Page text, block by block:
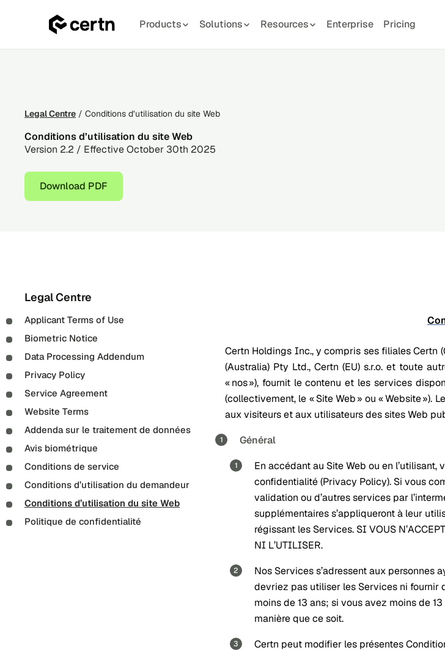
Products Solutions Resources Enterprise Pricing
Legal Centre / Conditions d’utilisation du site Web
Conditions d’utilisation du site Web
Version 2.2 / Effective October 30th 2025
Download PDF
Legal Centre
Applicant Terms of Use
Biometric Notice
Data Processing Addendum
Privacy Policy
Service Agreement
Website Terms
Addenda sur le traitement de données
Avis biométrique
Conditions de service
Conditions d’utilisation du demandeur
Conditions d’utilisation du site Web
Politique de confidentialité
Certn Holdings Inc., y compris ses filiales Certn
(Australia) Pty Ltd., Certn (EU) s.r.o. et toute
« nos »), fournit le contenu et les services
(collectivement, le « Site Web » ou « Website »).
aux visiteurs et aux utilisateurs des sites Web
Général
En accédant au Site Web ou en
confidentialité (Privacy Policy). Si vous
validation ou d’autres services par
supplémentaires s’appliqueront à leur
régissant les Services. SI VOUS
NI L’UTILISER.
Nos Services s’adressent aux personnes
devriez pas utiliser les Services ni fournir
moins de 13 ans; si vous avez moins de
manière que ce soit.
Certn peut modifier les présentes